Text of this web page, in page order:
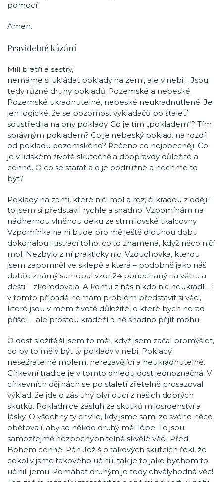
pomocí.
Amen.
Pravidelné kázání
Milí bratři a sestry,
nemáme si ukládat poklady na zemi, ale v nebi… Jsou
tedy různé druhy pokladů. Pozemské a nebeské.
Pozemské ukradnutelné, nebeské neukradnutlené. Je
jen logické, že se pozornost vykladačů po staletí
soustředila na ony poklady. Co je tím „pokladem“? Tím
správným pokladem? Co je nebeský poklad, na rozdíl
od pokladu pozemského? Řečeno co nejobecněji: Co
je v lidském životě skutečně a doopravdy důležité a
cenné. O co se starat a o je podružné a nechme to
být?
Poklady na zemi, které ničí mol a rez, či kradou zloději –
to jsem si představil rychle a snadno. Vzpomínám na
nádhernou vlněnou deku ze strmilovské tkalcovny.
Vzpomínka na ni bude pro mě ještě dlouhou dobu
dokonalou ilustrací toho, co to znamená, když něco ničí
mol. Nezbylo z ní prakticky nic. Vzduchovka, kterou
jsem zapomněl ve sklepě a která – podobně jako náš
dobře známý samopal vzor 24 ponechaný na větru a
dešti – zkorodovala. A komu z nás nikdo nic neukradl… I
v tomto případě nemám problém představit si věci,
které jsou v mém životě důležité, o které bych nerad
přišel – ale prostou krádeží o ně snadno přijít mohu.
O dost složitější jsem to měl, když jsem začal promýšlet,
co by to měly být ty poklady v nebi. Poklady
nesežratelné molem, nerezavějící a neukradnutelné.
Církevní tradice je v tomto ohledu dost jednoznačná. V
církevních dějinách se po staletí zřetelně prosazoval
výklad, že jde o zásluhy plynoucí z našich dobrých
skutků. Pokladnice zásluh ze skutků milosrdenství a
lásky. O všechny ty chvíle, kdy jsme sami ze svého něco
obětovali, aby se někdo druhý měl lépe. To jsou
samozřejmě nezpochybnitelně skvělé věci! Před
Bohem cenné! Pán Ježíš o takových skutcích řekl, že
cokoliv jsme takového učinili, tak je to jako bychom to
učinili jemu! Pomáhat druhým je tedy chvályhodná věc!